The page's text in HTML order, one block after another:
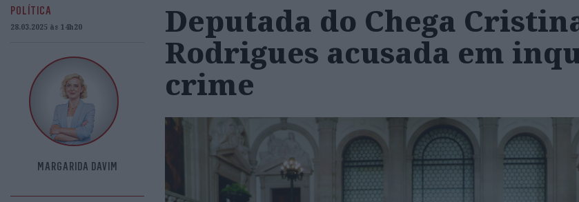
POLÍTICA
28.03.2025 às 14h20
MARGARIDA DAVIM
Deputada do Chega
Rodrigues acusada em
crime